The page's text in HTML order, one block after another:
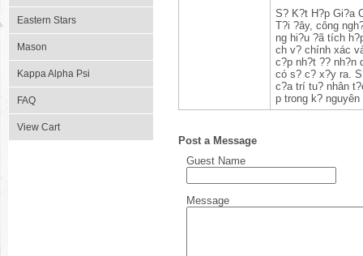
Eastern Stars
Mason
Kappa Alpha Psi
FAQ
View Cart
S? K?t H?p Gi?a
T?i ?ây, công
ng hi?u ?ã tích
ch v? chính xác
c?p nh?t ?? nh?n
có s? c? x?y ra.
c?a trí tu? nhân
p trong k? nguyên
Post a Message
Guest Name
Message